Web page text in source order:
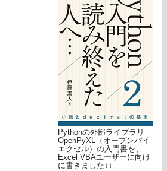
Pythonの外部ライブラリ
OpenPyXL（オープンパイ
エクセル）の入門書を、
Excel VBAユーザーに向け
に書きました↓↓